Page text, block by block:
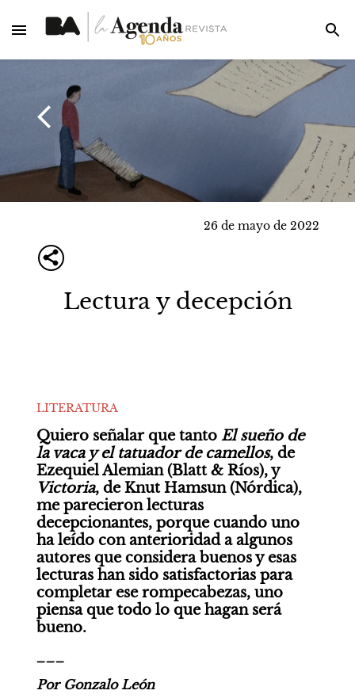
26 de mayo de 2022
Lectura y decepción
LITERATURA
Quiero señalar que tanto El sueño de
la vaca y el tatuador de camellos, de
Ezequiel Alemian (Blatt & Ríos), y
Victoria, de Knut Hamsun (Nórdica),
me parecieron lecturas
decepcionantes, porque cuando uno
ha leído con anterioridad a algunos
autores que considera buenos y esas
lecturas han sido satisfactorias para
completar ese rompecabezas, uno
piensa que todo lo que hagan será
bueno.
Por Gonzalo León